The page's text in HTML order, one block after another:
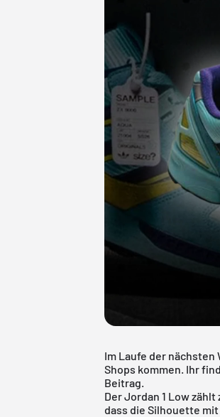
Im Laufe der nächsten
Shops kommen. Ihr
Beitrag.
DerJordan 1 Lowzählt
dass die Silhouette